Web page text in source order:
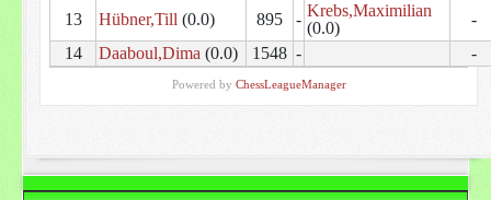
13 Hübner,Till (0.0) 895 - Krebs,Maximilian
(0.0)
-
14
Daaboul,Dima (0.0) 1548 - -
Powered by ChessLeagueManager